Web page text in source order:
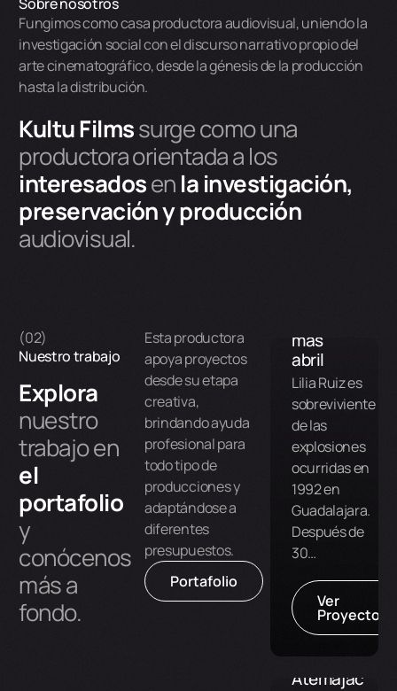
Fungimos como casa productora audiovisual, uniendo la
investigación social con el discurso narrativo propio del
arte cinematográfico, desde la génesis de la producción
hasta la distribución.
Kultu Filmssurge como una
productora orientada a los
interesadosenla investigación,
preservación y producción
audiovisual.
(02)
Nuestro trabajo
Explora
nuestro
trabajo en
el
portafolio
y
conócenos
más a
fondo.
Esta productora
apoya proyectos
desde su etapa
creativa,
brindando ayuda
profesional para
todo tipo de
producciones y
adaptándose a
diferentes
presupuestos.
Portafolio
más
abril
Lilia Ruiz es
sobreviviente
de las
explosiones
ocurridas en
1992 en
Guadalajara.
Después de
30…
Ver
Proyecto
Fábrica
de
Atemajac